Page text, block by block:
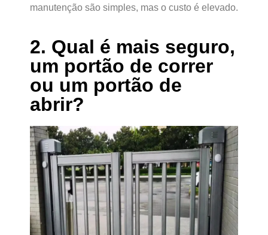
manutenção são simples, mas o custo é elevado.
2. Qual é mais seguro,
um portão de correr
ou um portão de
abrir?